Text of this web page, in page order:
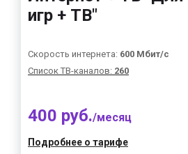
игр + ТВ"
Скорость интернета: 600 Мбит/с
Список ТВ-каналов: 260
400 руб./месяц
Подробнее о тарифе